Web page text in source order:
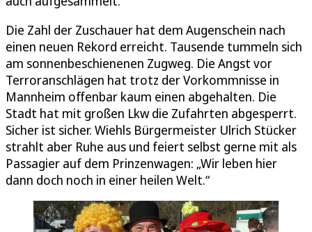
Die Zahl der Zuschauer hat dem Augenschein nach
einen neuen Rekord erreicht. Tausende tummeln sich
am sonnenbeschienenen Zugweg. Die Angst vor
Terroranschlägen hat trotz der Vorkommnisse in
Mannheim offenbar kaum einen abgehalten. Die
Stadt hat mit großen Lkw die Zufahrten abgesperrt.
Sicher ist sicher. Wiehls Bürgermeister Ulrich Stücker
strahlt aber Ruhe aus und feiert selbst gerne mit als
Passagier auf dem Prinzenwagen: „Wir leben hier
dann doch noch in einer heilen Welt.“